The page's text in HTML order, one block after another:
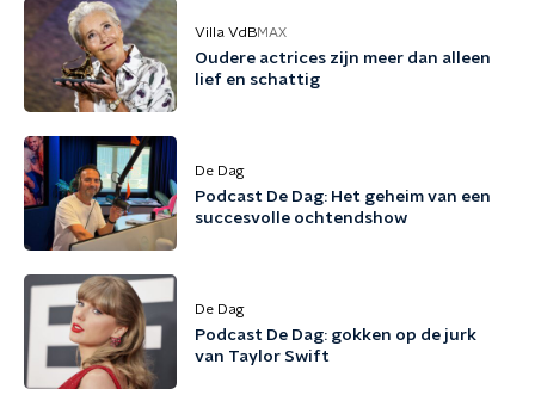
Villa VdBMAX
Oudere actrices zijn meer dan alleen
lief en schattig
De Dag
Podcast De Dag: Het geheim van een
succesvolle ochtendshow
De Dag
Podcast De Dag: gokken op de jurk
van Taylor Swift